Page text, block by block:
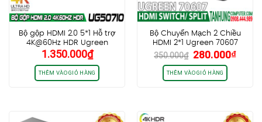
Bộ gộp HDMI 2.0 5*1 Hỗ trợ
4K@60Hz HDR Ugreen
50710
1.350.000₫
THÊM VÀO GIỎ HÀNG
Bộ Chuyển Mạch 2 Chiều
HDMI 2*1 Ugreen 70607
4K@60Hz
350.000₫ Giá
gốc
là:
350.000₫.
280.000₫Giá
THÊM VÀO GIỎ HÀNG